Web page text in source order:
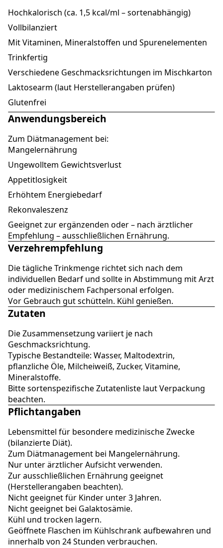
Hochkalorisch (ca. 1,5 kcal/ml – sortenabhängig)
Vollbilanziert
Mit Vitaminen, Mineralstoffen und Spurenelementen
Trinkfertig
Verschiedene Geschmacksrichtungen im Mischkarton
Laktosearm (laut Herstellerangaben prüfen)
Glutenfrei
Anwendungsbereich
Zum Diätmanagement bei:
Mangelernährung
Ungewolltem Gewichtsverlust
Appetitlosigkeit
Erhöhtem Energiebedarf
Rekonvaleszenz
Geeignet zur ergänzenden oder – nach ärztlicher
Empfehlung – ausschließlichen Ernährung.
Verzehrempfehlung
Die tägliche Trinkmenge richtet sich nach dem
individuellen Bedarf und sollte in Abstimmung mit Arzt
oder medizinischem Fachpersonal erfolgen.
Vor Gebrauch gut schütteln. Kühl genießen.
Zutaten
Die Zusammensetzung variiert je nach
Geschmacksrichtung.
Typische Bestandteile: Wasser, Maltodextrin,
pflanzliche Öle, Milcheiweiß, Zucker, Vitamine,
Mineralstoffe.
Bitte sortenspezifische Zutatenliste laut Verpackung
beachten.
Pflichtangaben
Lebensmittel für besondere medizinische Zwecke
(bilanzierte Diät).
Zum Diätmanagement bei Mangelernährung.
Nur unter ärztlicher Aufsicht verwenden.
Zur ausschließlichen Ernährung geeignet
(Herstellerangaben beachten).
Nicht geeignet für Kinder unter 3 Jahren.
Nicht geeignet bei Galaktosämie.
Kühl und trocken lagern.
Geöffnete Flaschen im Kühlschrank aufbewahren und
innerhalb von 24 Stunden verbrauchen.